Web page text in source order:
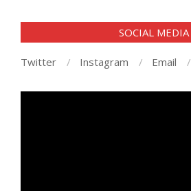
SOCIAL MEDIA
Twitter Instagram Email